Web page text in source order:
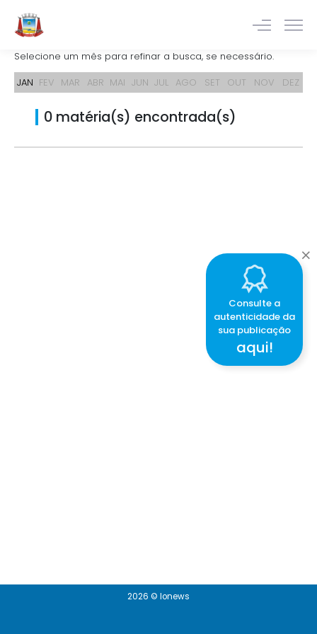
Selecione um mês para refinar a busca, se necessário.
JAN FEV MAR ABR MAI JUN JUL AGO SET OUT NOV DEZ
0 matéria(s) encontrada(s)
2026 © Ionews
Consulte a
autenticidade da
sua publicação
aqui!